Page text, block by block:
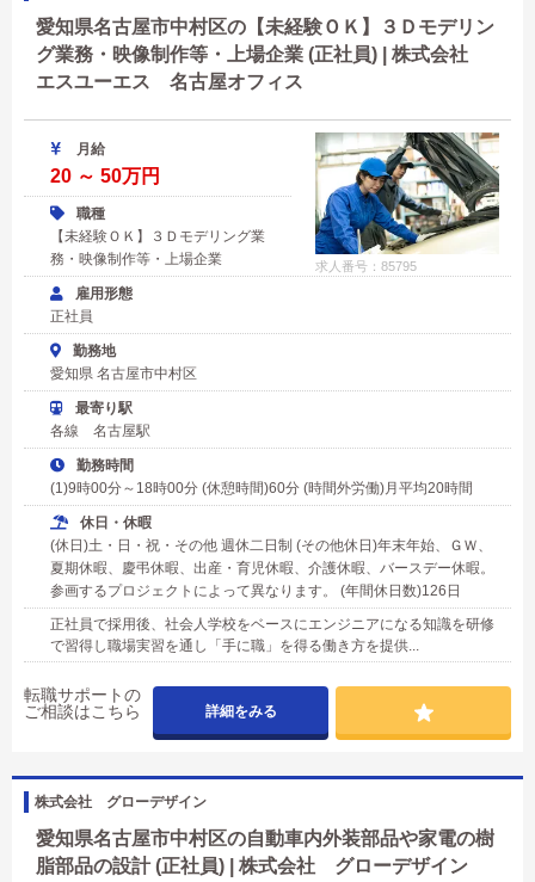
愛知県名古屋市中村区の【未経験ＯＫ】３Ｄモデリン
グ業務・映像制作等・上場企業 (正社員) | 株式会社
エスユーエス 名古屋オフィス
求人番号：85795
月給
20 ～ 50万円
職種
【未経験ＯＫ】３Ｄモデリング業
務・映像制作等・上場企業
雇用形態
正社員
勤務地
愛知県 名古屋市中村区
最寄り駅
各線 名古屋駅
勤務時間
(1)9時00分～18時00分 (休憩時間)60分 (時間外労働)月平均20時間
休日・休暇
(休日)土・日・祝・その他 週休二日制 (その他休日)年末年始、ＧＷ、
夏期休暇、慶弔休暇、出産・育児休暇、介護休暇、バースデー休暇。
参画するプロジェクトによって異なります。 (年間休日数)126日
正社員で採用後、社会人学校をベースにエンジニアになる知識を研修
で習得し職場実習を通し「手に職」を得る働き方を提供...
転職サポートの
ご相談はこちら
詳細をみる
株式会社 グローデザイン
愛知県名古屋市中村区の自動車内外装部品や家電の樹
脂部品の設計 (正社員) | 株式会社 グローデザイン